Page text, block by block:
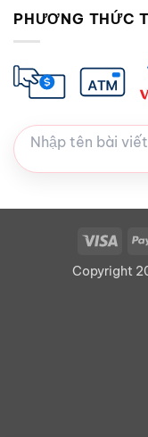
PHƯƠNG THỨC
Visa
Copyright